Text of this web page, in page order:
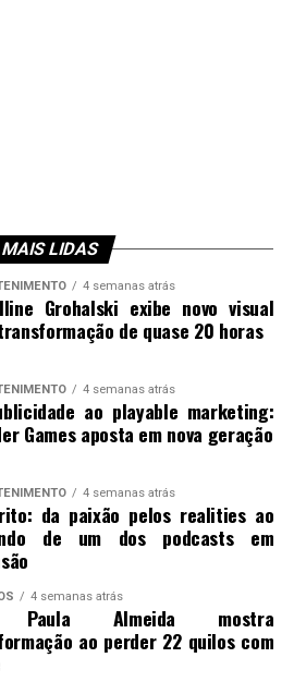
MAIS LIDAS
4 semanas atrás
Grohalski exibe novo visual
de quase 20 horas
4 semanas atrás
ao playable marketing:
Games aposta em nova geração
4 semanas atrás
da paixão pelos realities ao
de um dos podcasts em
4 semanas atrás
Paula Almeida mostra
ao perder 22 quilos com